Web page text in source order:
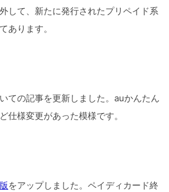
して、新たに発行されたプリペイド系
あります。
ての記事を更新しました。auかんたん
仕様変更があった模様です。
をアップしました。ペイディカード終